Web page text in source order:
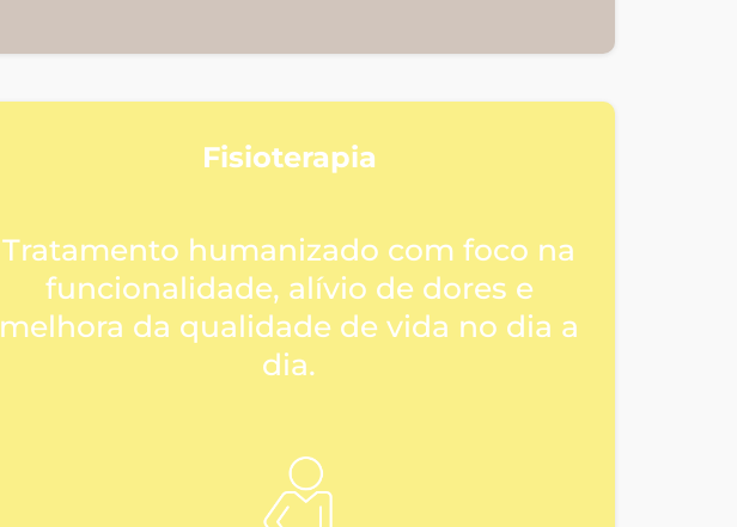
Fisioterapia
Tratamento humanizado com foco na
funcionalidade, alívio de dores e
melhora da qualidade de vida no dia a
dia.